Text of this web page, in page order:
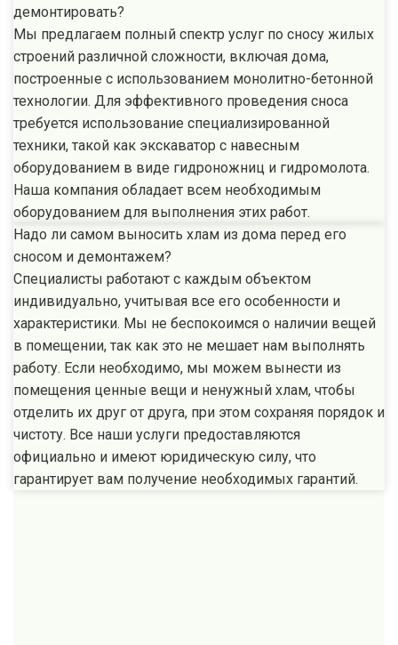
демонтировать?
Мы предлагаем полный спектр услуг по сносу жилых
строений различной сложности, включая дома,
построенные с использованием монолитно-бетонной
технологии. Для эффективного проведения сноса
требуется использование специализированной
техники, такой как экскаватор с навесным
оборудованием в виде гидроножниц и гидромолота.
Наша компания обладает всем необходимым
оборудованием для выполнения этих работ.
Надо ли самом выносить хлам из дома перед его
сносом и демонтажем?
Специалисты работают с каждым объектом
индивидуально, учитывая все его особенности и
характеристики. Мы не беспокоимся о наличии вещей
в помещении, так как это не мешает нам выполнять
работу. Если необходимо, мы можем вынести из
помещения ценные вещи и ненужный хлам, чтобы
отделить их друг от друга, при этом сохраняя порядок и
чистоту. Все наши услуги предоставляются
официально и имеют юридическую силу, что
гарантирует вам получение необходимых гарантий.